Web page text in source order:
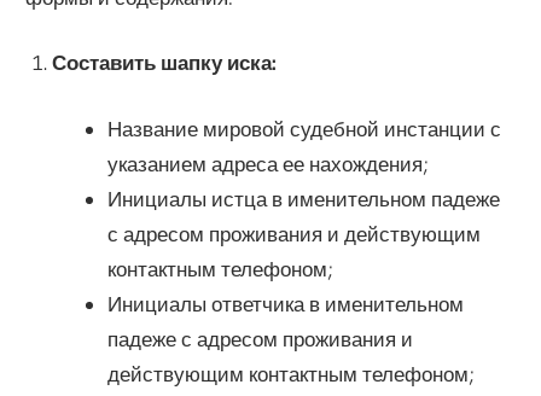
Составить шапку иска:
Название мировой судебной инстанции с
указанием адреса ее нахождения;
Инициалы истца в именительном падеже
с адресом проживания и действующим
контактным телефоном;
Инициалы ответчика в именительном
падеже с адресом проживания и
действующим контактным телефоном;